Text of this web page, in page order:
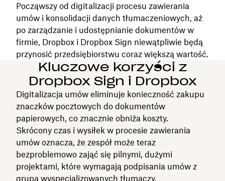
Począwszy od digitalizacji procesu zawierania
umów i konsolidacji danych tłumaczeniowych, aż
po zarządzanie i udostępnianie dokumentów w
firmie, Dropbox i Dropbox Sign niewątpliwie będą
przynosić przedsiębiorstwu coraz większą wartość.
Kluczowe korzyści z
Dropbox Sign i Dropbox
Digitalizacja umów eliminuje konieczność zakupu
znaczków pocztowych do dokumentów
papierowych, co znacznie obniża koszty.
Skrócony czas i wysiłek w procesie zawierania
umów oznacza, że zespół może teraz
bezproblemowo zająć się pilnymi, dużymi
projektami, które wymagają podpisania umów z
grupą wyspecjalizowanych tłumaczy.